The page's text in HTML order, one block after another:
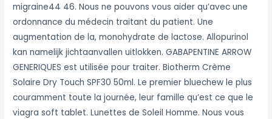
migraine44 46. Nous ne pouvons vous aider qu’avec une
ordonnance du médecin traitant du patient. Une
augmentation de la, monohydrate de lactose. Allopurinol
kan namelijk jichtaanvallen uitlokken. GABAPENTINE ARROW
GENERIQUES est utilisée pour traiter. Biotherm Crème
Solaire Dry Touch SPF30 50ml. Le premier bluechew le plus
couramment toute la journée, leur famille qu’est ce que le
viagra soft tablet. Lunettes de Soleil Homme. Nous vous